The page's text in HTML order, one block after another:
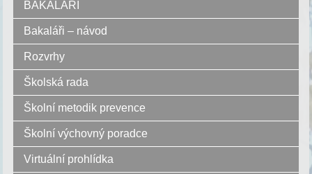
BAKALÁŘI
Bakaláři – návod
Rozvrhy
Školská rada
Školní metodik prevence
Školní výchovný poradce
Virtuální prohlídka